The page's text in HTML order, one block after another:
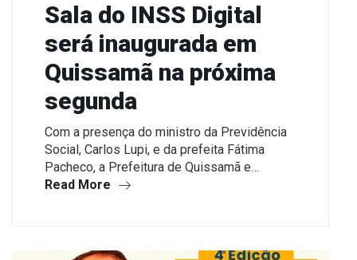
Sala do INSS Digital
será inaugurada em
Quissamã na próxima
segunda
Com a presença do ministro da Previdência
Social, Carlos Lupi, e da prefeita Fátima
Pacheco, a Prefeitura de Quissamã e…
Read More